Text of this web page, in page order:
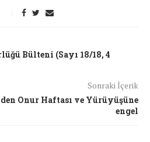
Bülteni (Sayı 18/18, 4
Sonraki İçerik
Onur Haftası ve Yürüyüşüne
engel